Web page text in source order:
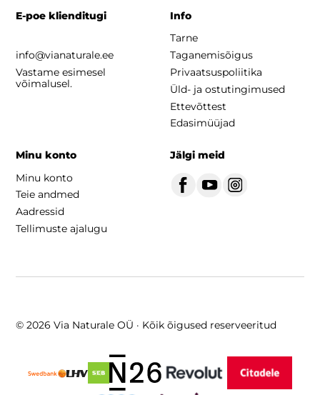
E-poe klienditugi
info@vianaturale.ee
Vastame esimesel
võimalusel.
Info
Tarne
Taganemisõigus
Privaatsuspoliitika
Üld- ja ostutingimused
Ettevõttest
Edasimüüjad
Minu konto
Minu konto
Teie andmed
Aadressid
Tellimuste ajalugu
Jälgi meid
© 2026 Via Naturale OÜ · Kõik õigused reserveeritud